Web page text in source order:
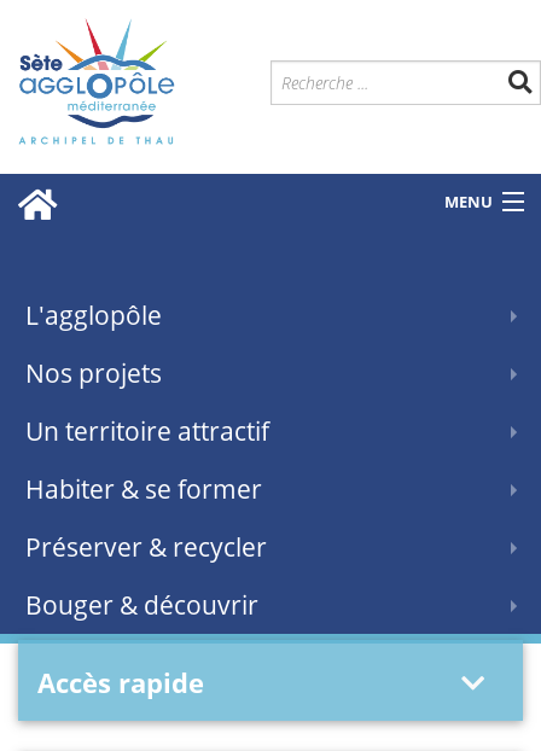
MENU
L'agglopôle
Nos projets
Un territoire attractif
Habiter & se former
Préserver & recycler
Bouger & découvrir
Accès rapide